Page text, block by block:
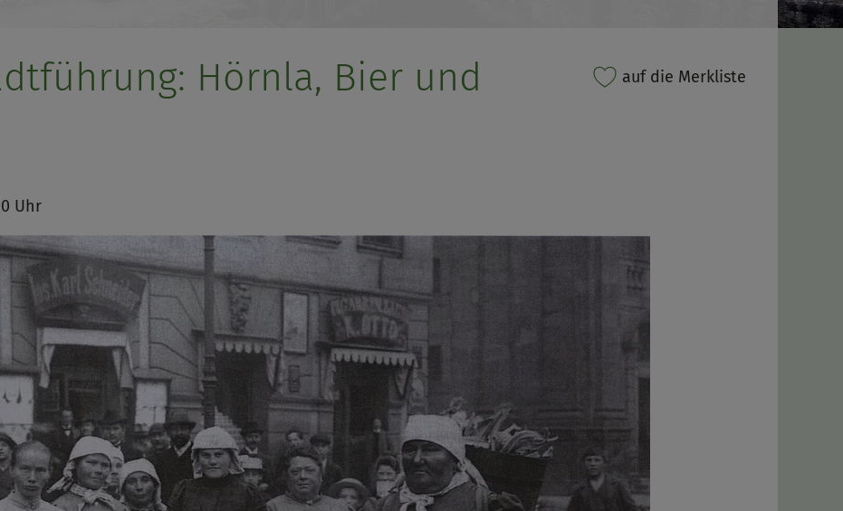
auf die Merkliste
Hörnla, Bier und
Uhr